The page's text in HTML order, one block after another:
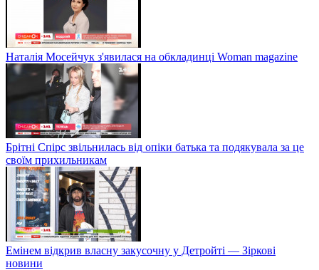
Наталія Мосейчук з'явилася на обкладинці Woman magazine
Брітні Спірс звільнилась від опіки батька та подякувала за це
своїм прихильникам
Емінем відкрив власну закусочну у Детройті — Зіркові
новини